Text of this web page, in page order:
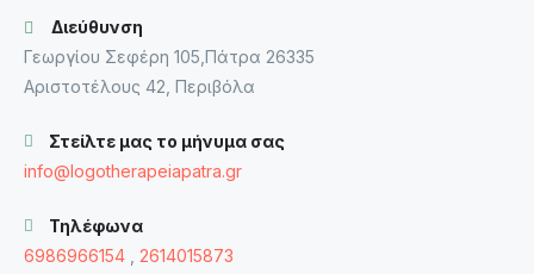
Διεύθυνση
Γεωργίου Σεφέρη 105,Πάτρα 26335
Αριστοτέλους 42, Περιβόλα
Στείλτε μας το μήνυμα σας
info@logotherapeiapatra.gr
Τηλέφωνα
6986966154
2614015873